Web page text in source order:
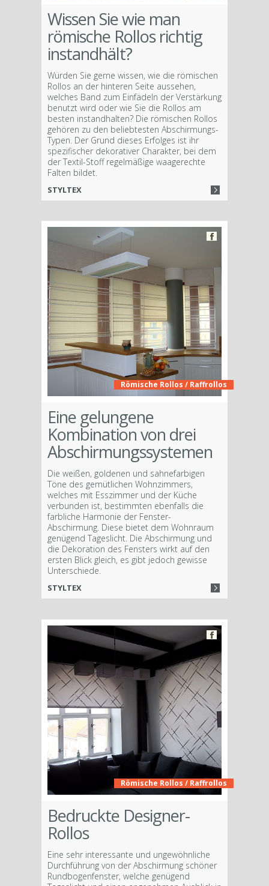
Wissen Sie wie man
römische Rollos richtig
instandhält?
Würden Sie gerne wissen, wie die römischen
Rollos an der hinteren Seite aussehen,
welches Band zum Einfädeln der Verstärkung
benutzt wird oder wie Sie die Rollos am
besten instandhalten? Die römischen Rollos
gehören zu den beliebtesten Abschirmungs-
Typen. Der Grund dieses Erfolges ist ihr
spezifischer dekorativer Charakter, bei dem
der Textil-Stoff regelmäßige waagerechte
Falten bildet.
STYLTEX
Römische Rollos / Raffrollos
Eine gelungene
Kombination von drei
Abschirmungssystemen
Die weißen, goldenen und sahnefarbigen
Töne des gemütlichen Wohnzimmers,
welches mit Esszimmer und der Küche
verbunden ist, bestimmten ebenfalls die
farbliche Harmonie der Fenster-
Abschirmung. Diese bietet dem Wohnraum
genügend Tageslicht. Die Abschirmung und
die Dekoration des Fensters wirkt auf den
ersten Blick gleich, es gibt jedoch gewisse
Unterschiede.
STYLTEX
Römische Rollos / Raffrollos
Bedruckte Designer-
Rollos
Eine sehr interessante und ungewöhnliche
Durchführung von der Abschirmung schöner
Rundbogenfenster, welche genügend